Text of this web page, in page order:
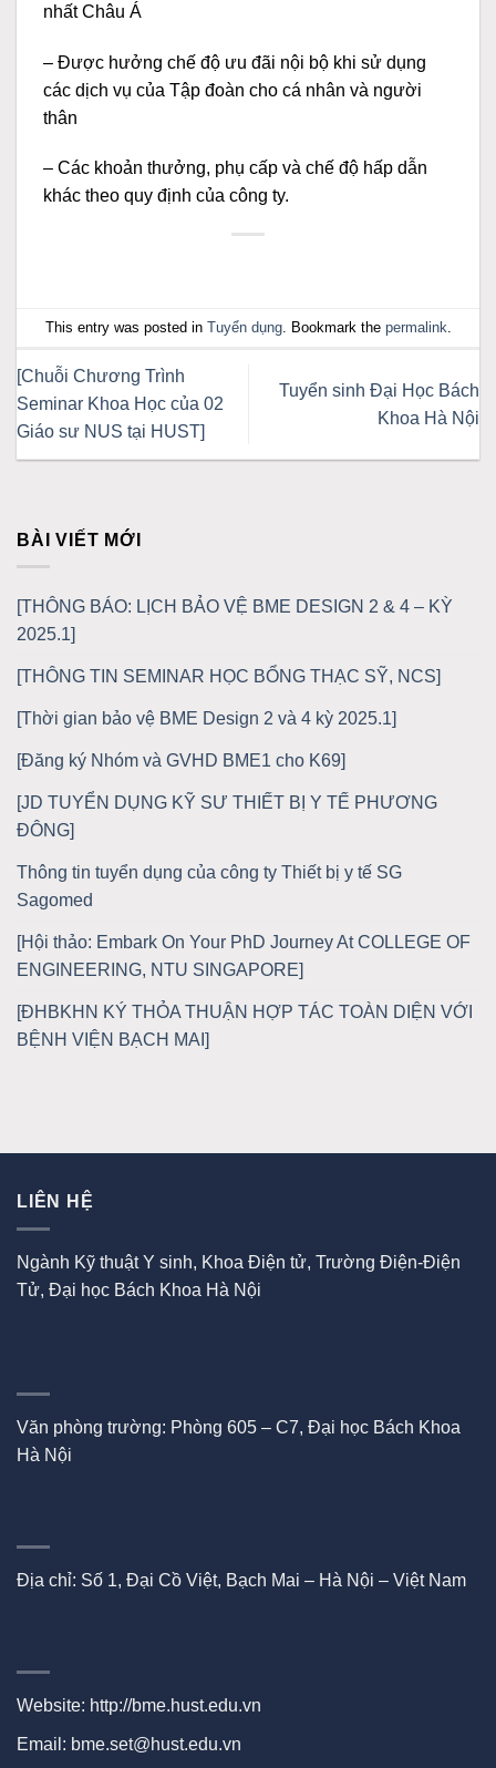
nhất Châu Á
– Được hưởng chế độ ưu đãi nội bộ khi sử dụng
các dịch vụ của Tập đoàn cho cá nhân và người
thân
– Các khoản thưởng, phụ cấp và chế độ hấp dẫn
khác theo quy định của công ty.
This entry was posted in Tuyển dụng. Bookmark the permalink
[Chuỗi Chương Trình
Seminar Khoa Học của 02
Giáo sư NUS tại HUST]
Tuyển sinh Đại Học Bách
Khoa Hà Nội
BÀI VIẾT MỚI
[THÔNG BÁO: LỊCH BẢO VỆ BME DESIGN 2 & 4 – KỲ
2025.1]
[THÔNG TIN SEMINAR HỌC BỔNG THẠC SỸ, NCS]
[Thời gian bảo vệ BME Design 2 và 4 kỳ 2025.1]
[Đăng ký Nhóm và GVHD BME1 cho K69]
[JD TUYỂN DỤNG KỸ SƯ THIẾT BỊ Y TẾ PHƯƠNG
ĐÔNG]
Thông tin tuyển dụng của công ty Thiết bị y tế SG
Sagomed
[Hội thảo: Embark On Your PhD Journey At COLLEGE OF
ENGINEERING, NTU SINGAPORE]
[ĐHBKHN KÝ THỎA THUẬN HỢP TÁC TOÀN DIỆN VỚI
BỆNH VIỆN BẠCH MAI]
LIÊN HỆ
Ngành Kỹ thuật Y sinh, Khoa Điện tử, Trường Điện-Điện
Tử, Đại học Bách Khoa Hà Nội
Văn phòng trường: Phòng 605 – C7, Đại học Bách Khoa
Hà Nội
Địa chỉ: Số 1, Đại Cồ Việt, Bạch Mai – Hà Nội – Việt Nam
Website: http://bme.hust.edu.vn
Email: bme.set@hust.edu.vn